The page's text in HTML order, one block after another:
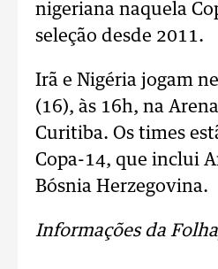
nigeriana naquela
seleção desde 2011.
Irã e Nigéria jogam
(16), às 16h, na
Curitiba. Os times
Copa-14, que inclui
Bósnia Herzegovina.
Informações da